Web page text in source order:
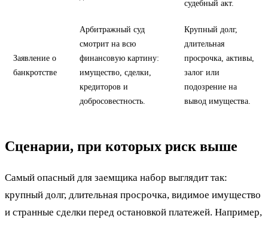
судебный акт.
Заявление о
банкротстве
Арбитражный суд
смотрит на всю
финансовую картину:
имущество, сделки,
кредиторов и
добросовестность.
Крупный долг,
длительная
просрочка, активы,
залог или
подозрение на
вывод имущества.
Сценарии, при которых риск выше
Самый опасный для заемщика набор выглядит так:
крупный долг, длительная просрочка, видимое имущество
и странные сделки перед остановкой платежей. Например,